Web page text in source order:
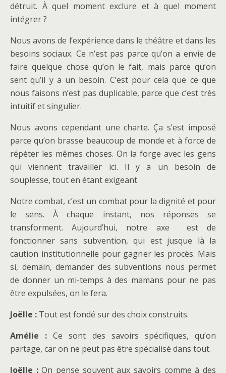
détruit. À quel moment exclure et à quel moment
intégrer ?
Nous avons de l’expérience dans le théâtre et dans les
besoins sociaux. Ce n’est pas parce qu’on a envie de
faire quelque chose qu’on le fait, mais parce qu’on
sent qu’il y a un besoin. C’est pour cela que ce que
nous faisons n’est pas duplicable, parce que c’est très
intuitif et singulier.
Nous avons cependant une charte. Ça s’est imposé
parce qu’on brasse beaucoup de monde et à force de
répéter les mêmes choses. On la forge avec les gens
qui viennent travailler ici. Il y a un besoin de
souplesse, tout en étant exigeant.
Notre combat, c’est un combat pour la dignité et pour
le sens. À chaque instant, nos réponses se
transforment. Aujourd’hui, notre axe est de
fonctionner sans subvention, qui est jusque là la
caution institutionnelle pour gagner les procès. Mais
si, demain, demander des subventions nous permet
de donner un mi-temps à des mamans pour ne pas
être expulsées, on le fera.
Joëlle : Tout est fondé sur des choix construits.
Amélie :Ce sont des savoirs spécifiques, qu’on
partage, car on ne peut pas être spécialisé dans tout.
Joëlle :On pense souvent aux savoirs comme à des